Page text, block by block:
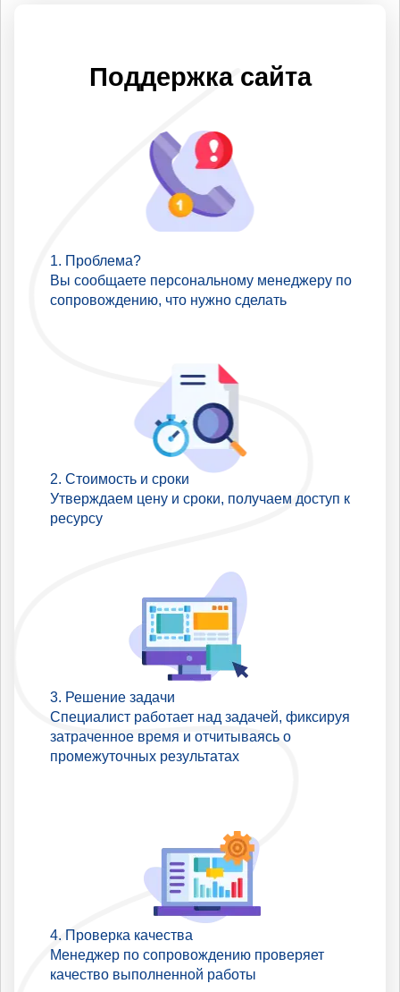
Поддержка сайта
Проблема?
Вы сообщаете персональному менеджеру по
сопровождению, что нужно сделать
Стоимость и сроки
Утверждаем цену и сроки, получаем доступ к
ресурсу
Решение задачи
Специалист работает над задачей, фиксируя
затраченное время и отчитываясь о
промежуточных результатах
Проверка качества
Менеджер по сопровождению проверяет
качество выполненной работы